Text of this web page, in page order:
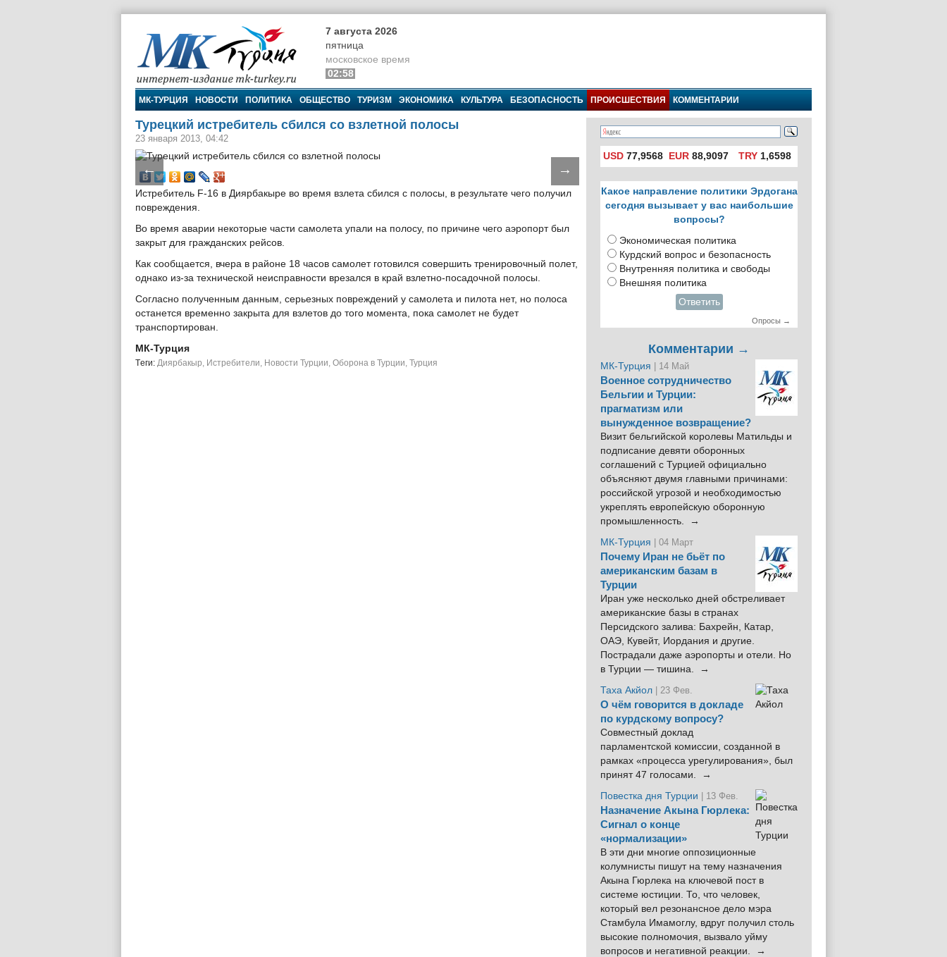
МК-Турция
7 августа 2026
пятница
московское время
02:58
МК-ТУРЦИЯ НОВОСТИ ПОЛИТИКА ОБЩЕСТВО ТУРИЗМ ЭКОНОМИКА КУЛЬТУРА БЕЗОПАСНОСТЬ ПРОИСШЕСТВИЯ КОММЕНТАРИИ
Турецкий истребитель сбился со взлетной полосы
23 января 2013, 04:42
← →
Истребитель F-16 в Диярбакыре во время взлета сбился с полосы, в результате чего получил
повреждения.
Во время аварии некоторые части самолета упали на полосу, по причине чего аэропорт был
закрыт для гражданских рейсов.
Как сообщается, вчера в районе 18 часов самолет готовился совершить тренировочный полет,
однако из-за технической неисправности врезался в край взлетно-посадочной полосы.
Согласно полученным данным, серьезных повреждений у самолета и пилота нет, но полоса
останется временно закрыта для взлетов до того момента, пока самолет не будет
транспортирован.
МК-Турция
Tеги: Диярбакыр, Истребители, Новости Турции, Оборона в Турции, Турция
USD 77,9568 EUR 88,9097 TRY1,6598
Какое направление политики Эрдогана
сегодня вызывает у вас наибольшие
вопросы?
Экономическая политика
Курдский вопрос и безопасность
Внутренняя политика и свободы
Внешняя политика
Ответить
Опросы →
Комментарии →
МК-Турция | 14 Май
Военное сотрудничество
Бельгии и Турции:
прагматизм или
вынужденное возвращение?
Визит бельгийской королевы Матильды и
подписание девяти оборонных
соглашений с Турцией официально
объясняют двумя главными причинами:
российской угрозой и необходимостью
укреплять европейскую оборонную
промышленность. →
МК-Турция
| 04 Март
Почему Иран не бьёт по
американским базам в
Турции
Иран уже несколько дней обстреливает
американские базы в странах
Персидского залива: Бахрейн, Катар,
ОАЭ, Кувейт, Иордания и другие.
Пострадали даже аэропорты и отели. Но
в Турции — тишина. →
Таха Акйол | 23 Фев.
О чём говорится в докладе
по курдскому вопросу?
Совместный доклад
парламентской комиссии, созданной в
рамках «процесса урегулирования», был
принят 47 голосами. →
Повестка дня Турции
| 13 Фев.
Назначение Акына Гюрлека:
Сигнал о конце
«нормализации»
В эти дни многие оппозиционные
колумнисты пишут на тему назначения
Акына Гюрлека на ключевой пост в
системе юстиции. То, что человек,
который вел резонансное дело мэра
Стамбула Имамоглу, вдруг получил столь
высокие полномочия, вызвало уйму
вопросов и негативной реакции. →